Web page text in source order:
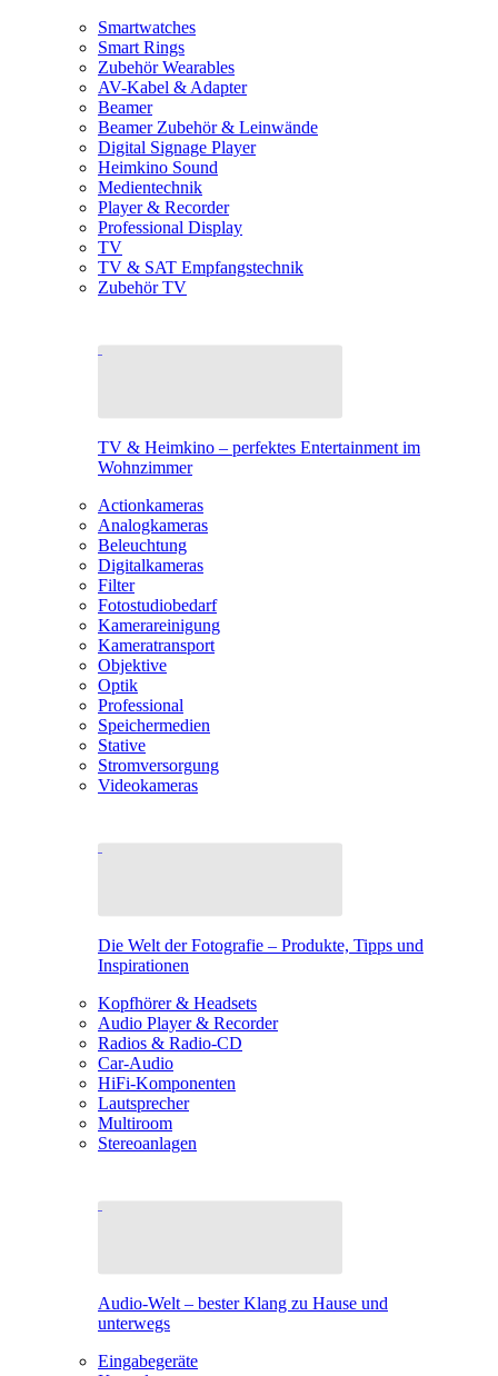
Smartwatches
Smart Rings
Zubehör Wearables
AV-Kabel & Adapter
Beamer
Beamer Zubehör & Leinwände
Digital Signage Player
Heimkino Sound
Medientechnik
Player & Recorder
Professional Display
TV
TV & SAT Empfangstechnik
Zubehör TV
TV & Heimkino – perfektes Entertainment im
Wohnzimmer
Actionkameras
Analogkameras
Beleuchtung
Digitalkameras
Filter
Fotostudiobedarf
Kamerareinigung
Kameratransport
Objektive
Optik
Professional
Speichermedien
Stative
Stromversorgung
Videokameras
Die Welt der Fotografie – Produkte, Tipps und
Inspirationen
Kopfhörer & Headsets
Audio Player & Recorder
Radios & Radio-CD
Car-Audio
HiFi-Komponenten
Lautsprecher
Multiroom
Stereoanlagen
Audio-Welt – bester Klang zu Hause und
unterwegs
Eingabegeräte